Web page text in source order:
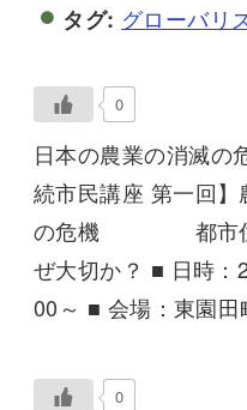
タグ: グローバリ
0
日本の農業の消滅
続市民講座 第一回
の危機 都市住民
ぜ大切か？ ■ 日時：
00～ ■ 会場：東園
0